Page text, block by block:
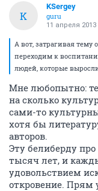
K
KSergey
guru
11 апреля 2013
А вот, затрагивая тему
переходим к
людей, которые
Мне любопытно:
на сколько
сами-то
хотя бы
авторов.
Эту белиберду
тысяч лет, и
удовольствием
откровение. Прям